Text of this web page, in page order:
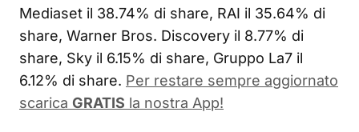
Mediaset il 38.74% di share, RAI il 35.64% di
share, Warner Bros. Discovery il 8.77% di
share, Sky il 6.15% di share, Gruppo La7 il
6.12% di share. Per restare sempre aggiornato
scarica GRATIS la nostra App!